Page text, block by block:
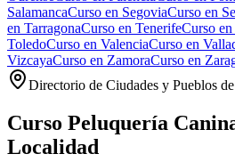
SalamancaCurso en SegoviaCurso en
en TarragonaCurso en TenerifeCurso en
ToledoCurso en ValenciaCurso en
VizcayaCurso en ZamoraCurso en
Directorio de Ciudades y Pueblos
Curso Peluquería
Localidad